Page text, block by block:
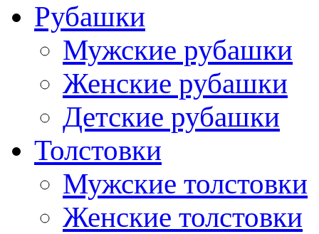
Рубашки
Мужские рубашки
Женские рубашки
Детские рубашки
Толстовки
Мужские толстовки
Женские толстовки